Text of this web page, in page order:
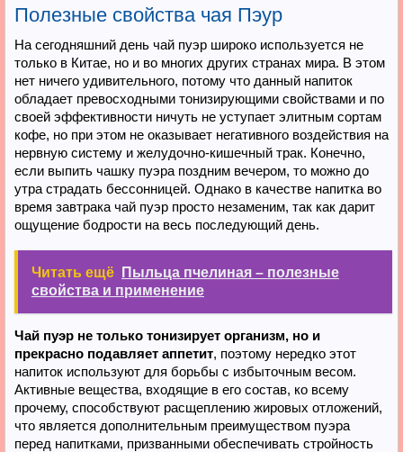
Полезные свойства чая Пэур
На сегодняшний день чай пуэр широко используется не
только в Китае, но и во многих других странах мира. В этом
нет ничего удивительного, потому что данный напиток
обладает превосходными тонизирующими свойствами и по
своей эффективности ничуть не уступает элитным сортам
кофе, но при этом не оказывает негативного воздействия на
нервную систему и желудочно-кишечный трак. Конечно,
если выпить чашку пуэра поздним вечером, то можно до
утра страдать бессонницей. Однако в качестве напитка во
время завтрака чай пуэр просто незаменим, так как дарит
ощущение бодрости на весь последующий день.
Читать ещё
Пыльца пчелиная – полезные
свойства и применение
Чай пуэр не только тонизирует организм, но и
прекрасно подавляет аппетит, поэтому нередко этот
напиток используют для борьбы с избыточным весом.
Активные вещества, входящие в его состав, ко всему
прочему, способствуют расщеплению жировых отложений,
что является дополнительным преимуществом пуэра
перед напитками, призванными обеспечивать стройность